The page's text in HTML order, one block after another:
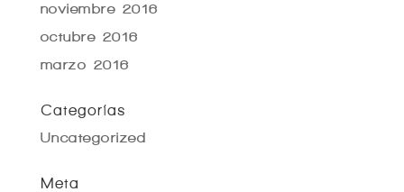
noviembre 2016
octubre 2016
marzo 2016
Categorías
Uncategorized
Meta